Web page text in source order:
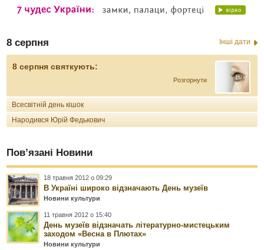
8 серпня Інші дати
8 серпня святкують:
Розгорнути
Всесвітній день кішок
Народився Юрій Федькович
Пов’язані Новини
18 травня 2012 о 09:29
В Україні широко відзначають День музеїв
Новини культури
11 травня 2012 о 15:40
День музеїв відзначать літературно-мистецьким
заходом «Весна в Плютах»
Новини культури